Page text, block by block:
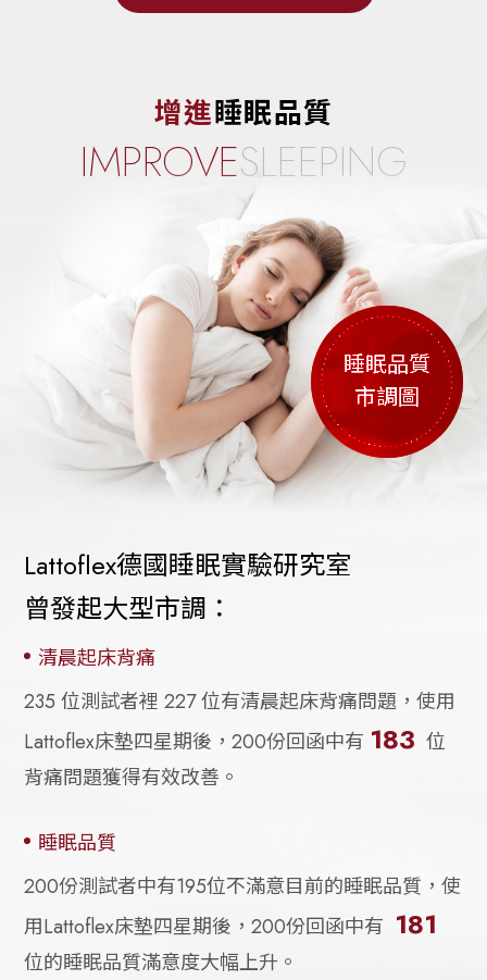
增進睡眠品質
IMPROVESLEEPING
Lattoflex德國睡眠實驗研究室
曾發起大型市調：
• 清晨起床背痛
235 位測試者裡 227 位有清晨起床背痛問題，使用
Lattoflex床墊四星期後，200份回函中有 183 位
背痛問題獲得有效改善。
• 睡眠品質
200份測試者中有195位不滿意目前的睡眠品質，使
用Lattoflex床墊四星期後，200份回函中有 181
位的睡眠品質滿意度大幅上升。
睡眠品質
市調圖